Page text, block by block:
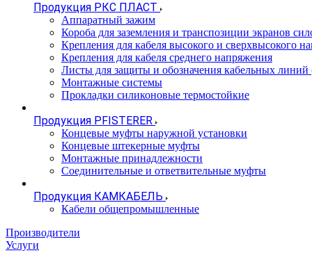
Продукция РКС ПЛАСТ
Аппаратный зажим
Короба для заземления и транспозиции экранов
Крепления для кабеля высокого и сверхвысокого
Крепления для кабеля среднего напряжения
Листы для защиты и обозначения кабельных
Монтажные системы
Прокладки силиконовые термостойкие
Продукция PFISTERER
Концевые муфты наружной установки
Концевые штекерные муфты
Монтажные принадлежности
Соединительные и ответвительные муфты
Продукция КАМКАБЕЛЬ
Кабели общепромышленные
Производители
Услуги